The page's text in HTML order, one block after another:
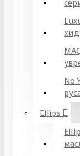
No
Ellips